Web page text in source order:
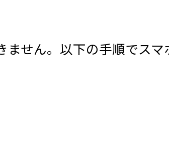
ません。以下の手順でスマ